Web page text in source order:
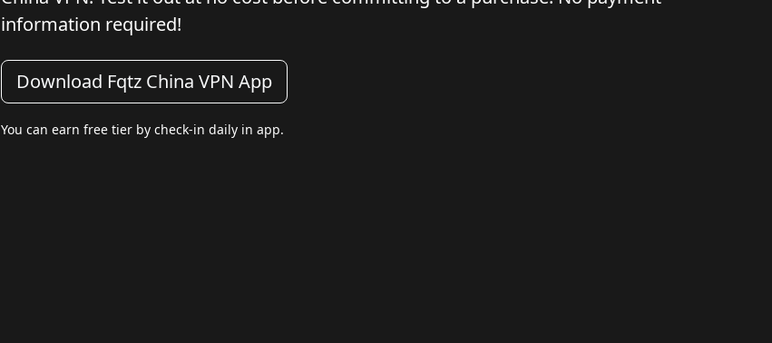
information required!
Download Fqtz China VPN App
You can earn free tier by check-in daily in app.